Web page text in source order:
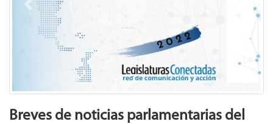
Previous Next
Breves de noticias parlamentarias del